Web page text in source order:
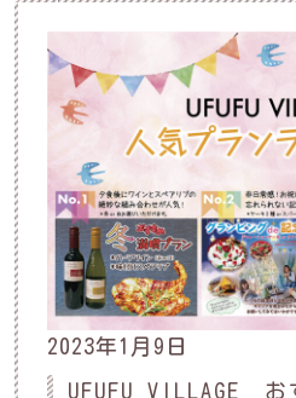
2023年1月9日
UFUFU VILLAGE